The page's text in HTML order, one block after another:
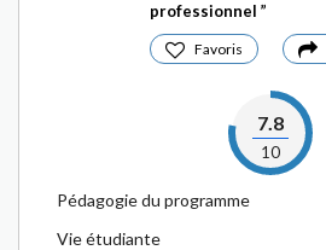
professionnel
Favoris
7.8
10
Pédagogie du programme
Vie étudiante